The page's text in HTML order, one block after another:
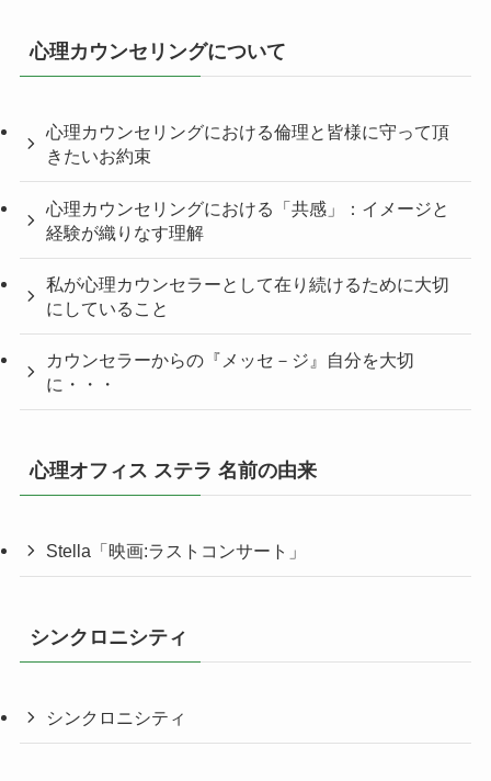
心理カウンセリングについて
心理カウンセリングにおける倫理と皆様に守って頂
きたいお約束
心理カウンセリングにおける「共感」：イメージと
経験が織りなす理解
私が心理カウンセラーとして在り続けるために大切
にしていること
カウンセラーからの『メッセ－ジ』自分を大切
に・・・
心理オフィス ステラ 名前の由来
Stella「映画:ラストコンサート」
シンクロニシティ
シンクロニシティ